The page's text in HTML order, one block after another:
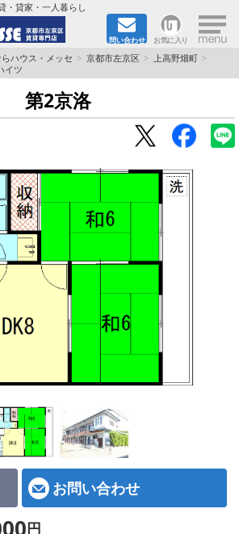
・貸家・一人暮らし
問い合わせ お気に入り ×
大学生さんに
へ
ョン？賃家？
！
特集！
ハウス・メッセ 京都市左京区
上高野畑町
イツ
第2京洛
お問い合わせ
円